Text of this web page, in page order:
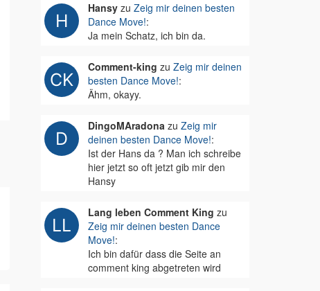
Hansyzu Zeig mir deinen besten
Dance Move!:
Ja mein Schatz, ich bin da.
Comment-king zu Zeig mir deinen
besten Dance Move!:
Ähm, okayy.
DingoMAradonazu Zeig mir
deinen besten Dance Move!:
Ist der Hans da ? Man ich schreibe
hier jetzt so oft jetzt gib mir den
Hansy
Lang leben Comment King zu
Zeig mir deinen besten Dance
Move!:
Ich bin dafür dass die Seite an
comment king abgetreten wird